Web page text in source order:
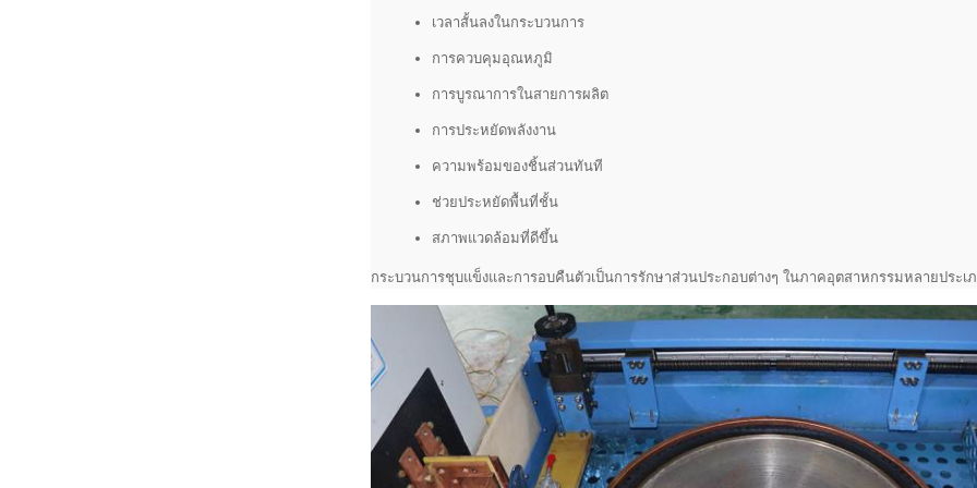
เวลาสั้นลงในกระบวนการ
การควบคุมอุณหภูมิ
การบูรณาการในสายการผลิต
การประหยัดพลังงาน
ความพร้อมของชิ้นส่วนทันที
ช่วยประหยัดพื้นที่ชั้น
สภาพแวดล้อมที่ดีขึ้น
กระบวนการชุบแข็งและการอบคืนตัวเป็นการรักษาส่วนประกอบต่างๆ ในภาคอุตสาหกรรมหลายประเ